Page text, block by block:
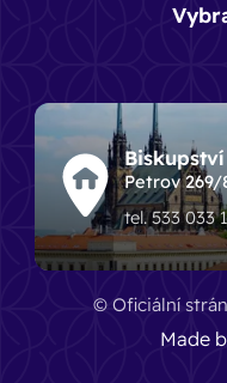
Petrov 269/
tel. 533 033
© Oficiální
Made